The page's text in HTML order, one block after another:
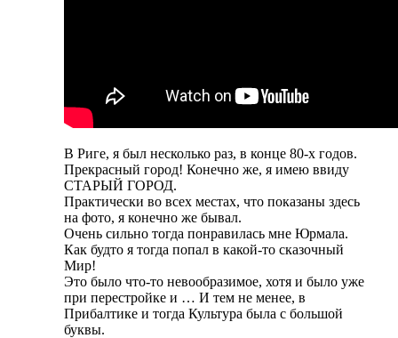
В Риге, я был несколько раз, в конце 80-х годов.
Прекрасный город! Конечно же, я имею ввиду
СТАРЫЙ ГОРОД.
Практически во всех местах, что показаны здесь
на фото, я конечно же бывал.
Очень сильно тогда понравилась мне Юрмала.
Как будто я тогда попал в какой-то сказочный
Мир!
Это было что-то невообразимое, хотя и было уже
при перестройке и … И тем не менее, в
Прибалтике и тогда Культура была с большой
буквы.